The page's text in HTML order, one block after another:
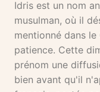
Idris est un nom
musulman, où il
mentionné dans
patience. Cette
prénom une
bien avant qu'il